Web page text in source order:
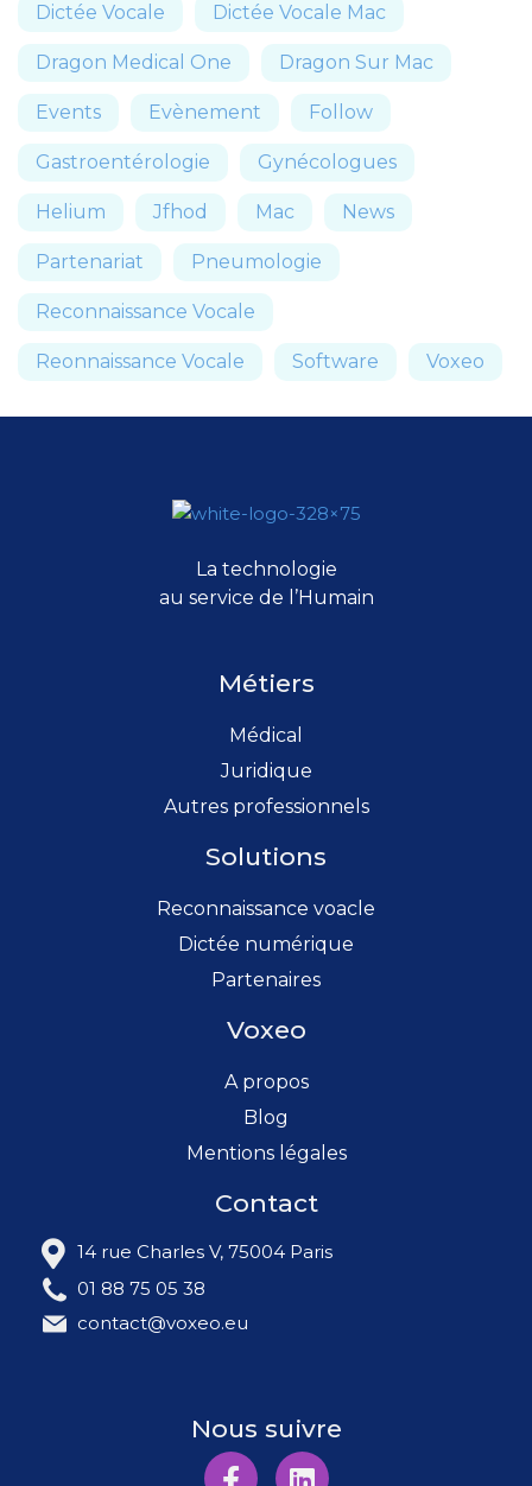
Dictée Vocale Dictée Vocale Mac
Dragon Medical One Dragon Sur Mac
Events Evènement Follow
Gastroentérologie Gynécologues
Helium Jfhod Mac News
Partenariat Pneumologie
Reconnaissance Vocale
Reonnaissance Vocale Software Voxeo
La technologie
au service de l’Humain
Métiers
Médical
Juridique
Autres professionnels
Solutions
Reconnaissance voacle
Dictée numérique
Partenaires
Voxeo
A propos
Blog
Mentions légales
Contact
14 rue Charles V, 75004 Paris
01 88 75 05 38
contact@voxeo.eu
Nous suivre